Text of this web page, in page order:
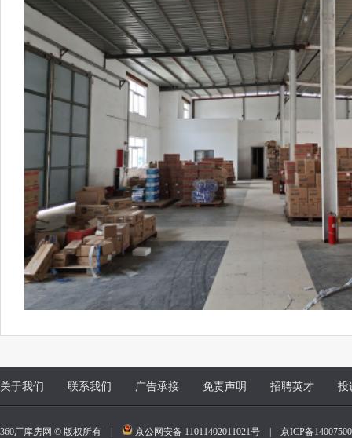
关于我们 联系我们 广告承接 免责声明 招聘英才 投
360厂库房网 © 版权所有 | 京公网安备 11011402011021号
京ICP备